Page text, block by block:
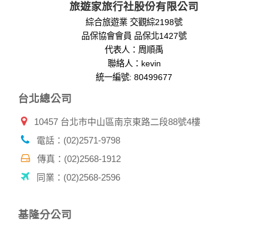
旅遊家旅行社股份有限公司
綜合旅遊業 交觀綜2198號
品保協會會員 品保北1427號
代表人：周順禹
聯絡人：kevin
統一編號: 80499677
台北總公司
10457 台北市中山區南京東路二段88號4樓
電話：(02)2571-9798
傳真：(02)2568-1912
同業：(02)2568-2596
基隆分公司